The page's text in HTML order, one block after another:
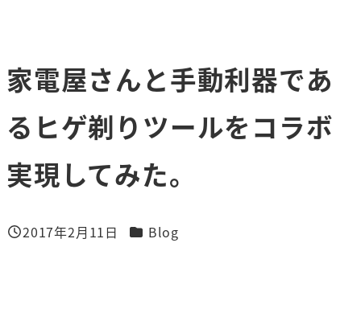
家電屋さんと手動利器であ
るヒゲ剃りツールをコラボ
実現してみた。
投稿日
2017年2月11日 カテゴリー
Blog